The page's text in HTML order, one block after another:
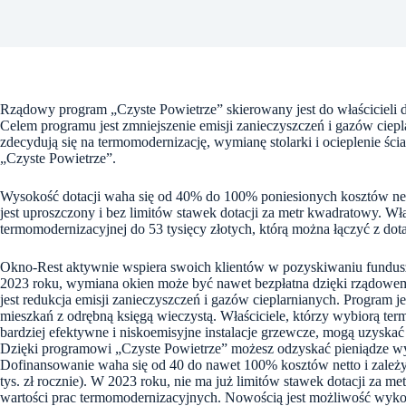
Rządowy program „Czyste Powietrze” skierowany jest do
Celem programu jest zmniejszenie emisji zanieczyszczeń i gazów
zdecydują się na termomodernizację, wymianę stolarki i ocieplenie
„Czyste Powietrze”.
Wysokość dotacji waha się od 40% do 100% poniesionych kosztów
jest uproszczony i bez limitów stawek dotacji za metr kwadratowy.
termomodernizacyjnej do 53 tysięcy złotych, którą można łączyć z
Okno-Rest aktywnie wspiera swoich klientów w pozyskiwaniu
2023 roku, wymiana okien może być nawet bezpłatna dzięki
jest redukcja emisji zanieczyszczeń i gazów cieplarnianych. Program
mieszkań z odrębną księgą wieczystą. Właściciele, którzy wybiorą
bardziej efektywne i niskoemisyjne instalacje grzewcze, mogą uzyskać
Dzięki programowi „Czyste Powietrze” możesz odzyskać pieniądze
Dofinansowanie waha się od 40 do nawet 100% kosztów netto i
tys. zł rocznie). W 2023 roku, nie ma już limitów stawek dotacji za
wartości prac termomodernizacyjnych. Nowością jest możliwość